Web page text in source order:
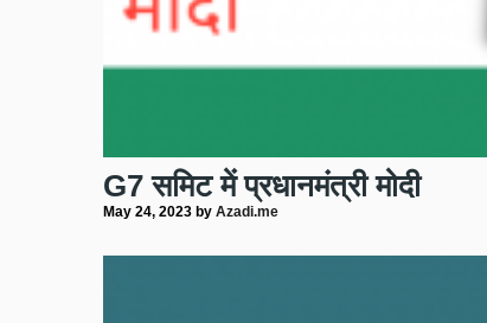
G7 समिट में प्रधानमंत्री मोदी
May 24, 2023 by Azadi.me